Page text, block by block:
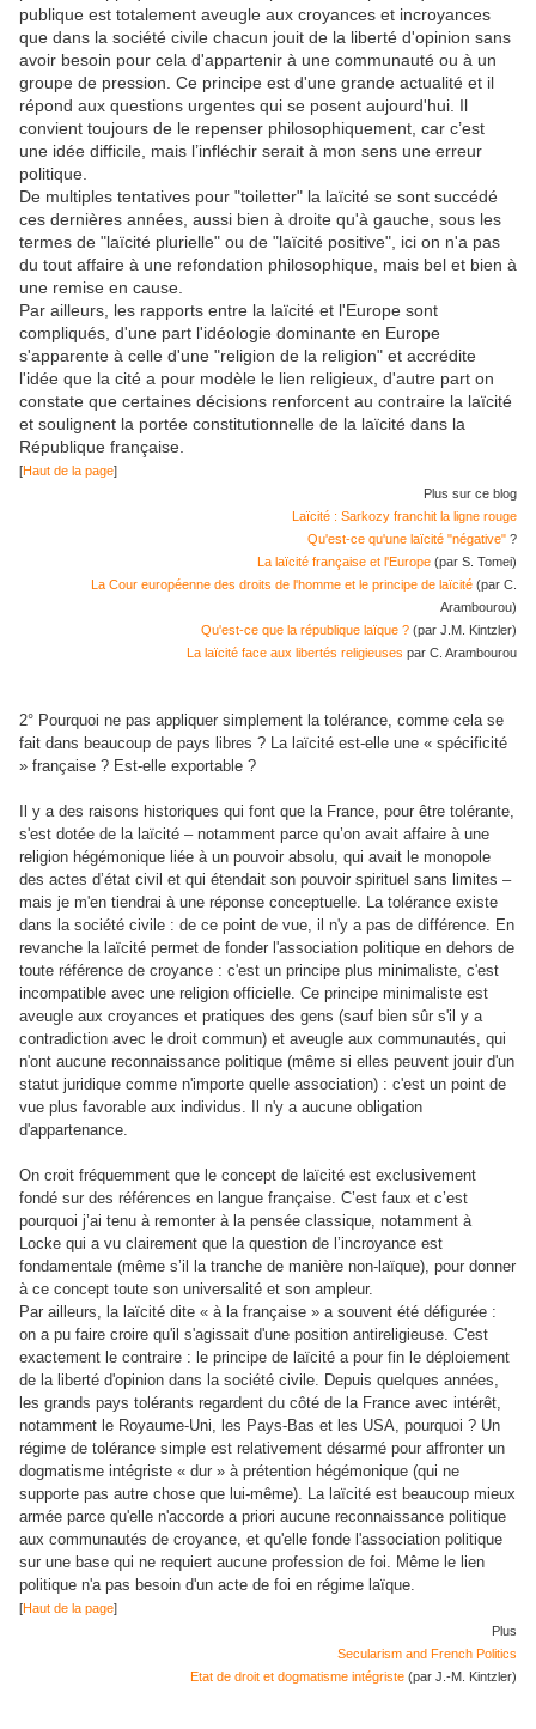
publique est totalement aveugle aux croyances et incroyances
que dans la société civile chacun jouit de la liberté d'opinion sans
avoir besoin pour cela d'appartenir à une communauté ou à un
groupe de pression. Ce principe est d'une grande actualité et il
répond aux questions urgentes qui se posent aujourd'hui. Il
convient toujours de le repenser philosophiquement, car c’est
une idée difficile, mais l’infléchir serait à mon sens une erreur
politique.
De multiples tentatives pour "toiletter" la laïcité se sont succédé
ces dernières années, aussi bien à droite qu'à gauche, sous les
termes de "laïcité plurielle" ou de "laïcité positive", ici on n'a pas
du tout affaire à une refondation philosophique, mais bel et bien à
une remise en cause.
Par ailleurs, les rapports entre la laïcité et l'Europe sont
compliqués, d'une part l'idéologie dominante en Europe
s'apparente à celle d'une "religion de la religion" et accrédite
l'idée que la cité a pour modèle le lien religieux, d'autre part on
constate que certaines décisions renforcent au contraire la laïcité
et soulignent la portée constitutionnelle de la laïcité dans la
République française.
[Haut de la page]
Plus sur ce blog
Laïcité : Sarkozy franchit la ligne rouge
Qu'est-ce qu'une laïcité "négative" ?
La laïcité française et l'Europe (par S. Tomei)
La Cour européenne des droits de l'homme et le principe de laïcité (par C.
Arambourou)
Qu'est-ce que la république laïque ? (par J.M. Kintzler)
La laïcité face aux libertés religieuses par C. Arambourou
2° Pourquoi ne pas appliquer simplement la tolérance, comme cela se
fait dans beaucoup de pays libres ? La laïcité est-elle une « spécificité
» française ? Est-elle exportable ?
Il y a des raisons historiques qui font que la France, pour être tolérante,
s'est dotée de la laïcité – notamment parce qu’on avait affaire à une
religion hégémonique liée à un pouvoir absolu, qui avait le monopole
des actes d’état civil et qui étendait son pouvoir spirituel sans limites –
mais je m'en tiendrai à une réponse conceptuelle. La tolérance existe
dans la société civile : de ce point de vue, il n'y a pas de différence. En
revanche la laïcité permet de fonder l'association politique en dehors de
toute référence de croyance : c'est un principe plus minimaliste, c'est
incompatible avec une religion officielle. Ce principe minimaliste est
aveugle aux croyances et pratiques des gens (sauf bien sûr s'il y a
contradiction avec le droit commun) et aveugle aux communautés, qui
n'ont aucune reconnaissance politique (même si elles peuvent jouir d'un
statut juridique comme n'importe quelle association) : c'est un point de
vue plus favorable aux individus. Il n'y a aucune obligation
d'appartenance.
On croit fréquemment que le concept de laïcité est exclusivement
fondé sur des références en langue française. C’est faux et c’est
pourquoi j’ai tenu à remonter à la pensée classique, notamment à
Locke qui a vu clairement que la question de l’incroyance est
fondamentale (même s’il la tranche de manière non-laïque), pour donner
à ce concept toute son universalité et son ampleur.
Par ailleurs, la laïcité dite « à la française » a souvent été défigurée :
on a pu faire croire qu'il s'agissait d'une position antireligieuse. C'est
exactement le contraire : le principe de laïcité a pour fin le déploiement
de la liberté d'opinion dans la société civile. Depuis quelques années,
les grands pays tolérants regardent du côté de la France avec intérêt,
notamment le Royaume-Uni, les Pays-Bas et les USA, pourquoi ? Un
régime de tolérance simple est relativement désarmé pour affronter un
dogmatisme intégriste « dur » à prétention hégémonique (qui ne
supporte pas autre chose que lui-même). La laïcité est beaucoup mieux
armée parce qu'elle n'accorde a priori aucune reconnaissance politique
aux communautés de croyance, et qu'elle fonde l'association politique
sur une base qui ne requiert aucune profession de foi. Même le lien
politique n'a pas besoin d'un acte de foi en régime laïque.
[Haut de la page]
Plus
Secularism and French Politics
Etat de droit et dogmatisme intégriste (par J.-M. Kintzler)